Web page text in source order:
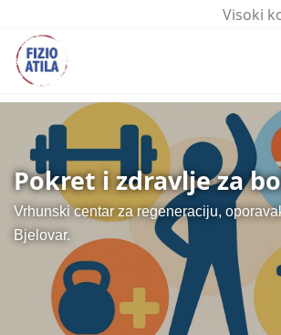
Visoki
Pokret i zdravlje za
Vrhunski centar za regeneraciju,
Bjelovar.